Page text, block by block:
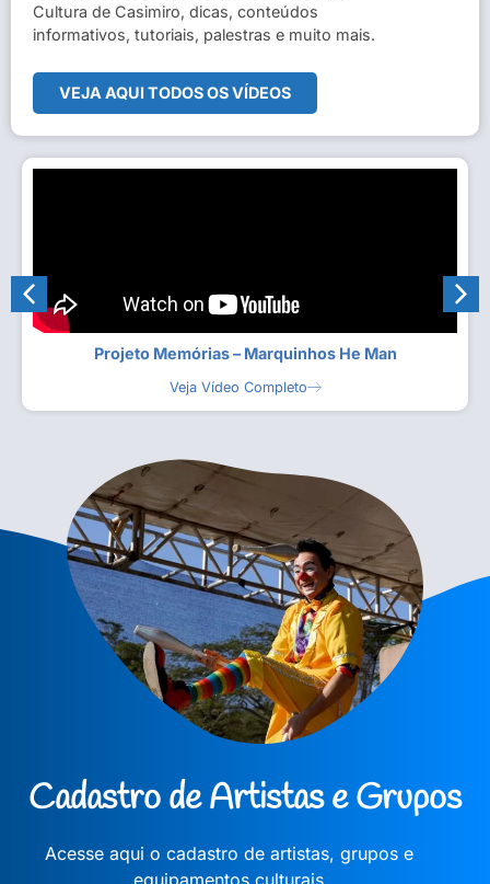
Cultura de Casimiro, dicas, conteúdos
informativos, tutoriais, palestras e muito mais.
VEJA AQUI TODOS OS VÍDEOS
Projeto Memórias – Marquinhos He Man
Veja Vídeo Completo
Cadastro de Artistas e Grupos
Acesse aqui o cadastro de artistas, grupos e